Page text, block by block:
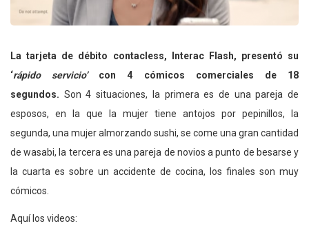
La tarjeta de débito contacless, Interac Flash, presentó su
‘rápido servicio’con 4 cómicos comerciales de 18
segundos. Son 4 situaciones, la primera es de una pareja de
esposos, en la que la mujer tiene antojos por pepinillos, la
segunda, una mujer almorzando sushi, se come una gran cantidad
de wasabi, la tercera es una pareja de novios a punto de besarse y
la cuarta es sobre un accidente de cocina, los finales son muy
cómicos.
Aquí los videos: